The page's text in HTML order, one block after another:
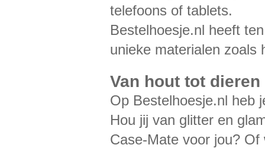
telefoons of tablets.
Bestelhoesje.nl heeft
unieke materialen zoals
Van hout tot
Op Bestelhoesje.nl heb
Hou jij van glitter en
Case-Mate voor jou?